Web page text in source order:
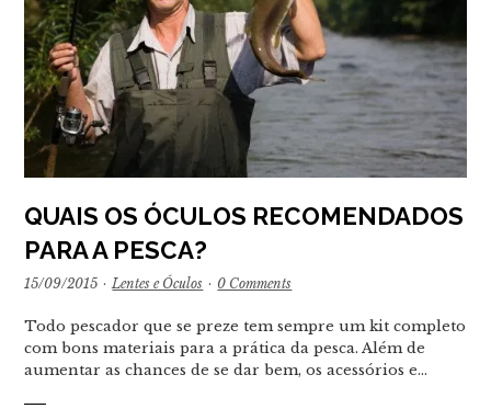
QUAIS OS ÓCULOS RECOMENDADOS
PARA A PESCA?
15/09/2015 · Lentes e Óculos · 0 Comments
Todo pescador que se preze tem sempre um kit completo
com bons materiais para a prática da pesca. Além de
aumentar as chances de se dar bem, os acessórios e…